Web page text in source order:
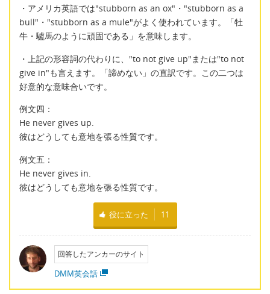
・アメリカ英語では"stubborn as an ox"・"stubborn as a
bull"・"stubborn as a mule"がよく使われています。「牡
牛・驢馬のように頑固である」を意味します。
・上記の形容詞の代わりに、"to not give up"または"to not
give in"も言えます。「諦めない」の直訳です。この二つは
好意的な意味合いです。
例文四：
He never gives up.
彼はどうしても意地を張る性質です。
例文五：
He never gives in.
彼はどうしても意地を張る性質です。
役に立った 11
回答したアンカーのサイト
DMM英会話